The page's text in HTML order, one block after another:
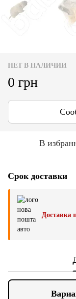
НЕТ В НАЛИЧИИ
0 грн
В
Срок доставки
Доставка